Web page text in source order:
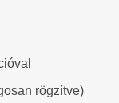
rögzítve)